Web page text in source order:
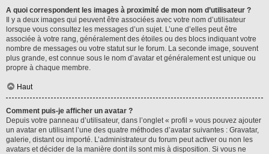
A quoi correspondent les images à proximité de mon nom d’utilisateur ?
Il y a deux images qui peuvent être associées avec votre nom d’utilisateur
lorsque vous consultez les messages d’un sujet. L’une d’elles peut être
associée à votre rang, généralement des étoiles ou des blocs indiquant votre
nombre de messages ou votre statut sur le forum. La seconde image, souvent
plus grande, est connue sous le nom d’avatar et généralement est unique ou
propre à chaque membre.
Haut
Comment puis-je afficher un avatar ?
Depuis votre panneau d’utilisateur, dans l’onglet « profil » vous pouvez ajouter
un avatar en utilisant l’une des quatre méthodes d’avatar suivantes : Gravatar,
galerie, distant ou importé. L’administrateur du forum peut activer ou non les
avatars et décider de la manière dont ils sont mis à disposition. Si vous ne